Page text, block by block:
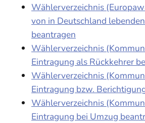
Wählerverzeichnis
von in Deutschland
beantragen
Wählerverzeichnis
Eintragung als Rückkehrer
Wählerverzeichnis
Eintragung bzw.
Wählerverzeichnis
Eintragung bei Umzug